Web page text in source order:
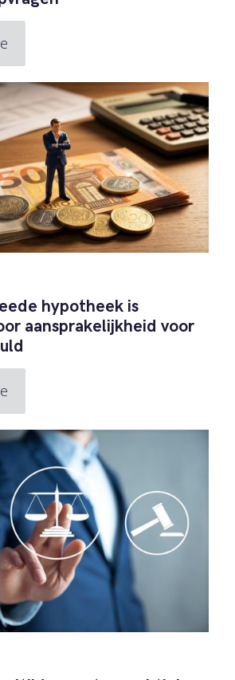
hypotheek is
aansprakelijkheid voor